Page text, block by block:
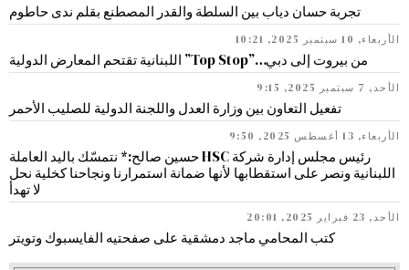
تجربة حسان دياب بين السلطة والقدر المصطنع بقلم ندى حاطوم
الأربعاء, 10 سبتمبر 2025, 10:21
من بيروت إلى دبي…”Top Stop” اللبنانية تقتحم المعارض الدولية
الأحد, 7 سبتمبر 2025, 9:15
تفعيل التعاون بين وزارة العدل واللجنة الدولية للصليب الأحمر
الأربعاء, 13 أغسطس 2025, 9:50
رئيس مجلس إدارة شركة HSC حسين صالح:* نتمسّك باليد العاملة
اللبنانية ونصر على استقطابها لأنها ضمانة استمرارنا ونجاحنا كخلية نحل
لا تهدأ
الأحد, 23 فبراير 2025, 20:01
كتب المحامي ماجد دمشقية على صفحتيه الفايسبوك وتويتر